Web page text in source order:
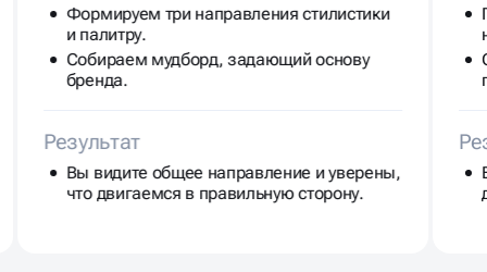
Формируем три направления стилистики
и палитру.
Собираем мудборд, задающий основу
бренда.
Результат
Вы видите общее направление и уверены,
что двигаемся в правильную сторону.